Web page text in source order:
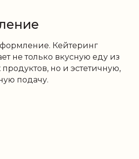
Кейтеринг
не только вкусную еду из
но и эстетичную,
подачу.